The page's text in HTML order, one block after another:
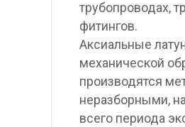
трубопроводах,
фитингов.
Аксиальные
механической
производятся
неразборными,
всего периода